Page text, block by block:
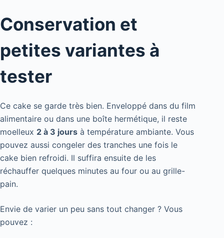
Conservation et
petites variantes à
tester
Ce cake se garde très bien. Enveloppé dans du film
alimentaire ou dans une boîte hermétique, il reste
moelleux 2 à 3 jours à température ambiante. Vous
pouvez aussi congeler des tranches une fois le
cake bien refroidi. Il suffira ensuite de les
réchauffer quelques minutes au four ou au grille-
pain.
Envie de varier un peu sans tout changer ? Vous
pouvez :